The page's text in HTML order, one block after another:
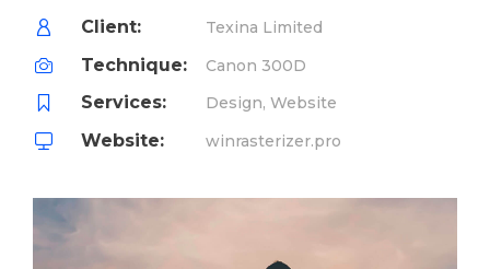
Client: Texina Limited
Technique: Canon 300D
Services: Design, Website
Website: winrasterizer.pro